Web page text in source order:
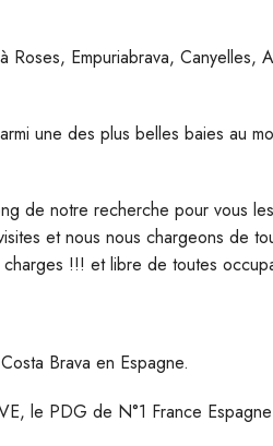
Empuriabrava, Canyelles,
une des plus belles baies au
de notre recherche pour vous
et nous nous chargeons de
!!! et libre de toutes
Brava en Espagne.
le PDG de N°1 France Espagne